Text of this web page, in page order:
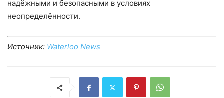
надёжными и безопасными в условиях
неопределённости.
Источник: Waterloo News